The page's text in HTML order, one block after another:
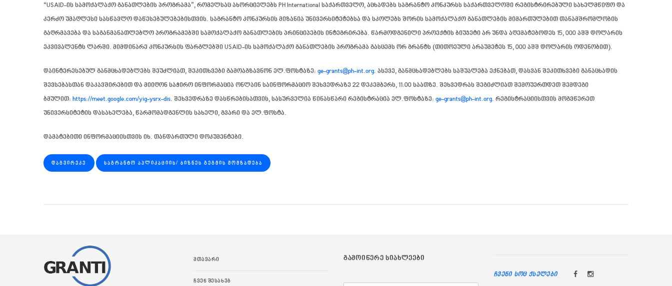
“USAID-ის სამოქალაქო განათლების პროგრამა”, რომელსაც ახორციელებს PH International საქართველო, აცხადებს საგრანტო კონკურსს საქართველოში რეგისტრირებული სახელმწიფო და
კერძო უმაღლესი სასწავლო დაწესებულებებისთვის. საგრანტო კონკურსის მიზანია უნივერსიტეტებსა და სკოლებს შორის სამოქალაქო განათლების მიმართულებით თანამშრომლობის
გაღრმავება და საგანმანათლებლო პროგრამებში სამოქალაქო განათლების პრინციპების ინტეგრირება. წარმოდგენილი პროექტის ბიუჯეტი არ უნდა აღემატებოდეს 15, 000 აშშ დოლარის
ეკვივალენტს ლარში. მიმდინარე კონკურსის ფარგლებში USAID-ის სამოქალაქო განათლების პროგრამა გასცემს ორ გრანტს (თითოეული არაუმეტეს 15, 000 აშშ დოლარის ოდენობით).
დაინტერესებულ განმცხადებლებს შეუძლიათ, შეკითხვები გამოაგზავნონ ელ.ფოსტაზე: ge-grants@ph-int.org. ასევე, განმცხადებლებს საშუალება ექნებათ, დასვან შეკითხვები განაცხადის
შევსებასთან დაკავშირებით და მიიღონ საჭირო ინფორმაცია ონლაინ საინფორმაციო შეხვედრაზე 22 დეკემბერს, 11:00 საათზე. შეხვედრას შეგიძლიათ შემოუერთდეთ შემდეგი
ბმულით: https://meet.google.com/yig-ysrx-dis. შეხვედრაზე დასწრებისათვის, სასურველია წინასწარი რეგისტრაცია ელ.ფოსტაზე: ge-grants@ph-int.org. რეგისტრაციისთვის მოგვწერეთ
უნივერსიტეტის დასახელება, წარმომადგენლის სახელი, გვარი და ელ.ფოსტა.
დამატებითი ინფორმაციისთვის იხ. თანდართული დოკუმენტები.
ᲓᲐᲒᲕᲘᲠᲔᲙᲔ ᲡᲐᲒᲠᲐᲜᲢᲝ ᲐᲞᲚᲘᲙᲐᲪᲘᲘᲡ/ ᲑᲘᲖᲜᲔᲡ ᲒᲔᲒᲛᲘᲡ ᲛᲝᲛᲖᲐᲓᲔᲑᲐ
ᲛᲗᲐᲕᲐᲠᲘ
ᲩᲕᲔᲜ ᲨᲔᲡᲐᲮᲔᲑ
ᲒᲐᲛᲝᲘᲬᲔᲠᲔ ᲡᲘᲐᲮᲚᲔᲔᲑᲘ
ჩვენი სოც ქსელები